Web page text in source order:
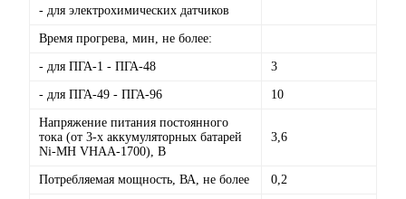
- для электрохимических датчиков
Время прогрева, мин, не более:
- для ПГА-1 - ПГА-48 3
- для ПГА-49 - ПГА-96 10
Напряжение питания постоянного
тока (от 3-х аккумуляторных батарей
Ni-MH VHAA-1700), В
3,6
Потребляемая мощность, ВА, не более 0,2